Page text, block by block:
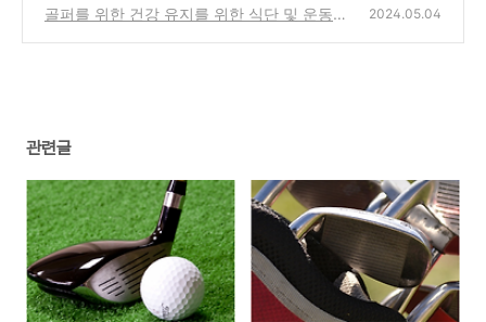
골퍼를 위한 건강 유지를 위한 식단 및 운동팁 2024.05.04
관련글